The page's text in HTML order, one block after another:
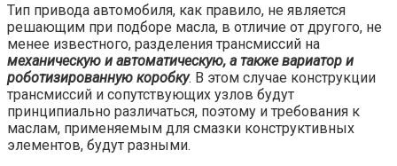
Тип привода автомобиля, как правило, не является
решающим при подборе масла, в отличие от другого, не
менее известного, разделения трансмиссий на
механическую и автоматическую, а также вариатор и
роботизированную коробку. В этом случае конструкции
трансмиссий и сопутствующих узлов будут
принципиально различаться, поэтому и требования к
маслам, применяемым для смазки конструктивных
элементов, будут разными.